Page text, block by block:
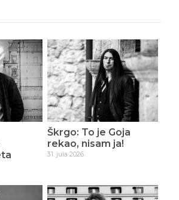
Škrgo: To je Goja
rekao, nisam ja!
31. jula 2026.